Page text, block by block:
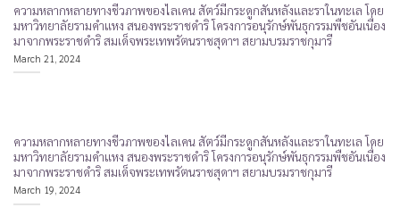
ความหลากหลายทางชีวภาพของไลเคน สัตว์มีกระดูกสันหลังและราในทะเล โดย
มหาวิทยาลัยรามคำแหง สนองพระราชดำริ โครงการอนุรักษ์พันธุกรรมพืชอันเนื่อง
มาจากพระราชดำริ สมเด็จพระเทพรัตนราชสุดาฯ สยามบรมราชกุมารี
March 21, 2024
ความหลากหลายทางชีวภาพของไลเคน สัตว์มีกระดูกสันหลังและราในทะเล โดย
มหาวิทยาลัยรามคำแหง สนองพระราชดำริ โครงการอนุรักษ์พันธุกรรมพืชอันเนื่อง
มาจากพระราชดำริ สมเด็จพระเทพรัตนราชสุดาฯ สยามบรมราชกุมารี
March 19, 2024